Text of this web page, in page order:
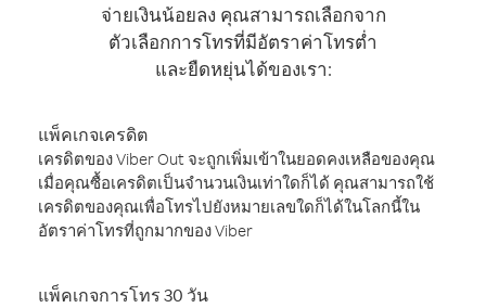
จ่ายเงินน้อยลง คุณสามารถเลือกจาก
ตัวเลือกการโทรที่มีอัตราค่าโทรต่ำ
และยืดหยุ่นได้ของเรา:
แพ็คเกจเครดิต
เครดิตของ Viber Out จะถูกเพิ่มเข้าในยอดคงเหลือของคุณ
เมื่อคุณซื้อเครดิตเป็นจำนวนเงินเท่าใดก็ได้ คุณสามารถใช้
เครดิตของคุณเพื่อโทรไปยังหมายเลขใดก็ได้ในโลกนี้ใน
อัตราค่าโทรที่ถูกมากของ Viber
แพ็คเกจการโทร 30 วัน